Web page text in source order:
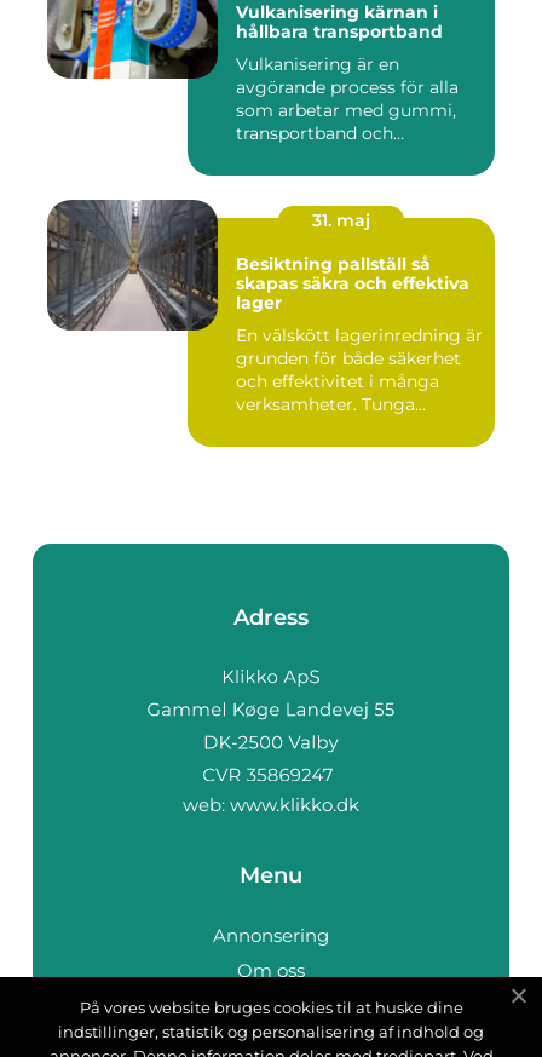
Vulkanisering kärnan i
hållbara transportband
Vulkanisering är en
avgörande process för alla
som arbetar med gummi,
transportband och
31. maj
Besiktning pallställ så
skapas säkra och effektiva
lager
En välskött lagerinredning är
grunden för både säkerhet
och effektivitet i många
verksamheter. Tunga...
Adress
web: www.klikko.dk
Menu
Annonsering
Om oss
Cookies
Kontakta oss
På vores website bruges cookies til at huske dine
indstillinger, statistik og personalisering af indhold og